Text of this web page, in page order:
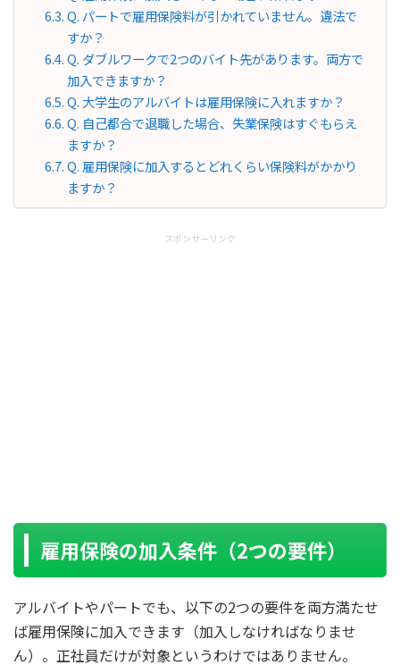
Q. パートで雇用保険料が引かれていません。違法で
すか？
Q. ダブルワークで2つのバイト先があります。両方で
加入できますか？
Q. 大学生のアルバイトは雇用保険に入れますか？
Q. 自己都合で退職した場合、失業保険はすぐもらえ
ますか？
Q. 雇用保険に加入するとどれくらい保険料がかかり
ますか？
スポンサーリンク
雇用保険の加入条件（2つの要件）
アルバイトやパートでも、以下の2つの要件を両方満たせ
ば雇用保険に加入できます（加入しなければなりませ
ん）。正社員だけが対象というわけではありません。